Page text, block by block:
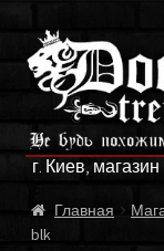
Перейти
к
навигации
Перейти
к
содержимому
г. Киев,
ГЛАВНАЯ
МАГАЗИН
БРЕНДЫ
Главная
blk